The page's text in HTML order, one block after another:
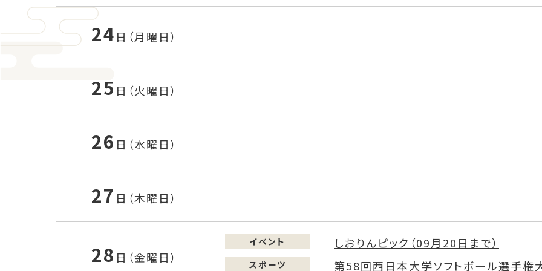
24 日（月曜日）
25 日（火曜日）
26 日（水曜日）
27 日（木曜日）
28 日（金曜日）
イベント しおりんピック（09月20日まで）
スポーツ 第58回西日本大学ソフトボール選手